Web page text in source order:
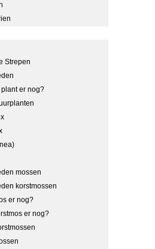
Strepen
er nog?
mossen
korstmossen
er nog?
er nog?